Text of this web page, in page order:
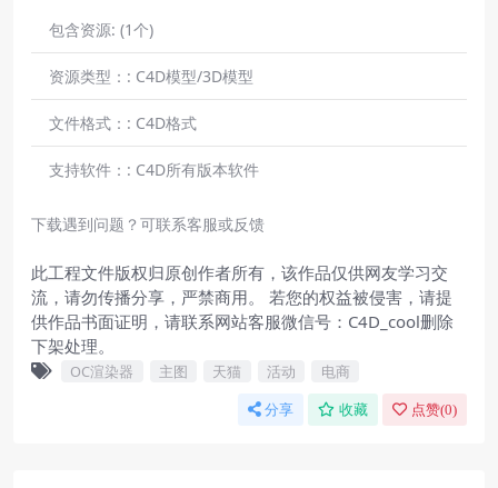
包含资源: (1个)
资源类型：: C4D模型/3D模型
文件格式：: C4D格式
支持软件：: C4D所有版本软件
下载遇到问题？可联系客服或反馈
此工程文件版权归原创作者所有，该作品仅供网友学习交
流，请勿传播分享，严禁商用。 若您的权益被侵害，请提
供作品书面证明，请联系网站客服微信号：C4D_cool删除
下架处理。
OC渲染器 主图 天猫 活动 电商
分享 收藏 点赞(0)